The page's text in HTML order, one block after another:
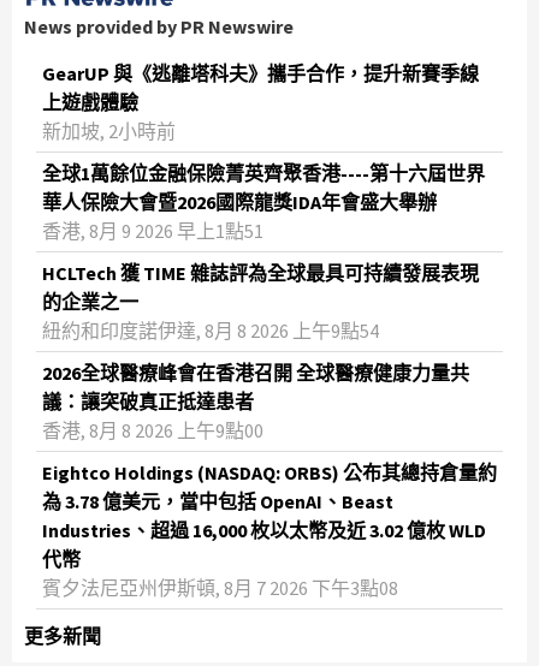
News provided by PR Newswire
GearUP 與《逃離塔科夫》攜手合作，提升新賽季線
上遊戲體驗
新加坡, 2小時前
全球1萬餘位金融保險菁英齊聚香港----第十六屆世界
華人保險大會暨2026國際龍獎IDA年會盛大舉辦
香港, 8月 9 2026 早上1點51
HCLTech 獲 TIME 雜誌評為全球最具可持續發展表現
的企業之一
紐約和印度諾伊達, 8月 8 2026 上午9點54
2026全球醫療峰會在香港召開 全球醫療健康力量共
議：讓突破真正抵達患者
香港, 8月 8 2026 上午9點00
Eightco Holdings (NASDAQ: ORBS) 公布其總持倉量約
為 3.78 億美元，當中包括 OpenAI、Beast
Industries、超過 16,000 枚以太幣及近 3.02 億枚 WLD
代幣
賓夕法尼亞州伊斯頓, 8月 7 2026 下午3點08
更多新聞